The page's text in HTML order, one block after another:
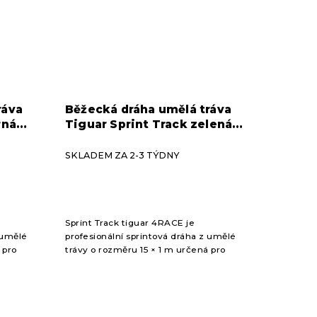
pro
Běžecká dráha umělá tráva
Tiguar Sprint Track zelená
SKLADEM ZA 2-3 TÝDNY
Sprint Track tiguar 4RACE je
profesionální sprintová dráha z umělé
trávy o rozměru 15 × 1 m určená pro